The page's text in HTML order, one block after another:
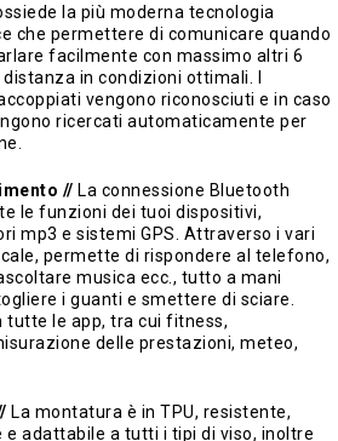
la più moderna tecnologia
che permettere di comunicare quando
facilmente con massimo altri 6
in condizioni ottimali. I
vengono riconosciuti e in caso
ricercati automaticamente per
// La connessione Bluetooth
le funzioni dei tuoi dispositivi,
mp3 e sistemi GPS. Attraverso i vari
permette di rispondere al telefono,
musica ecc., tutto a mani
i guanti e smettere di sciare.
tutte le app, tra cui fitness,
delle prestazioni, meteo,
La montatura è in TPU, resistente,
adattabile a tutti i tipi di viso, inoltre